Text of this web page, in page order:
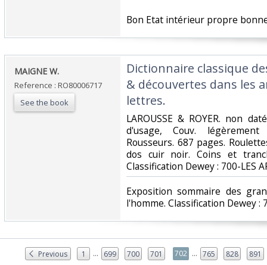
‎Bon Etat intérieur propre
‎MAIGNE W.‎
Reference : RO80006717
See the book
‎Dictionnaire classique
& découvertes dans les
lettres.‎
‎LAROUSSE & ROYER. non
d'usage, Couv.
Rousseurs. 687 pages.
dos cuir noir. Coins et
Classification Dewey : 700-LES
‎Exposition sommaire des
l'homme. Classification Dewey :
Previous 1 ... 699 700 701 702 ... 765 828 891